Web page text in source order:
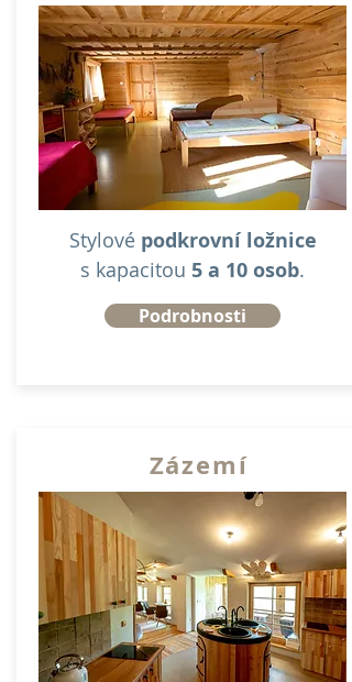
Stylové podkrovní ložnice
s kapacitou 5 a 10 osob.
Podrobnosti
Zázemí